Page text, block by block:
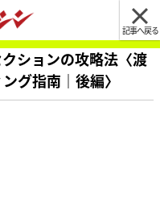
記事へ戻る
ションの攻略法〈渡
グ指南｜後編〉